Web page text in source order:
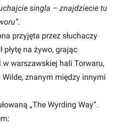
singla – znajdziecie tu
przyjęta przez słuchaczy
płytę na żywo, grając
warszawskiej hali Torwaru,
znanym między innymi
„The Wyrding Way”.